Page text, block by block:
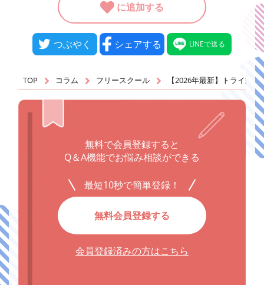
に追加する
つぶやく シェアする LINEで送る
TOP コラム フリースクール 【2026年最新】トライ式
無料で会員登録すると
Q＆A機能でお悩み相談ができる
最短10秒で簡単登録！
無料会員登録する
会員登録済みの方はこちら